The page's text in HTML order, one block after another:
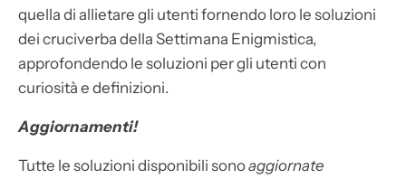
quella di allietare gli utenti fornendo loro le soluzioni
dei cruciverba della Settimana Enigmistica,
approfondendo le soluzioni per gli utenti con
curiosità e definizioni.
Aggiornamenti!
Tutte le soluzioni disponibili sonoaggiornate